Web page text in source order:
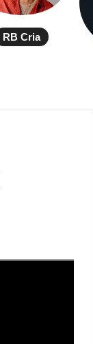
RB Cria